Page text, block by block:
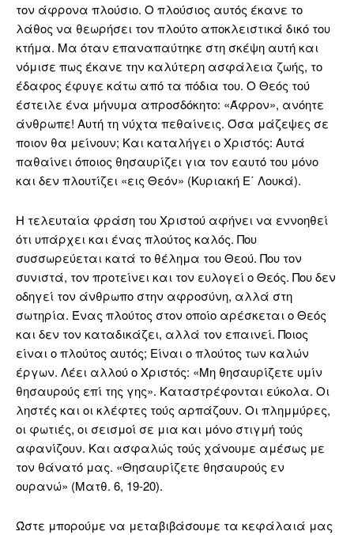
τον άφρονα πλούσιο. Ο πλούσιος αυτός έκανε το
λάθος να θεωρήσει τον πλούτο αποκλειστικά δικό του
κτήμα. Μα όταν επαναπαύτηκε στη σκέψη αυτή και
νόμισε πως έκανε την καλύτερη ασφάλεια ζωής, το
έδαφος έφυγε κάτω από τα πόδια του. Ο Θεός τού
έστειλε ένα μήνυμα απροσδόκητο: «Άφρον», ανόητε
άνθρωπε! Αυτή τη νύχτα πεθαίνεις. Όσα μάζεψες σε
ποιον θα μείνουν; Και καταλήγει ο Χριστός: Αυτά
παθαίνει όποιος θησαυρίζει για τον εαυτό του μόνο
και δεν πλουτίζει «εις Θεόν» (Κυριακή Ε΄ Λουκά).
Η τελευταία φράση του Χριστού αφήνει να εννοηθεί
ότι υπάρχει και ένας πλούτος καλός. Που
συσσωρεύεται κατά το θέλημα του Θεού. Που τον
συνιστά, τον προτείνει και τον ευλογεί ο Θεός. Που δεν
οδηγεί τον άνθρωπο στην αφροσύνη, αλλά στη
σωτηρία. Ένας πλούτος στον οποίο αρέσκεται ο Θεός
και δεν τον καταδικάζει, αλλά τον επαινεί. Ποιος
είναι ο πλούτος αυτός; Είναι ο πλούτος των καλών
έργων. Λέει αλλού ο Χριστός: «Μη θησαυρίζετε υμίν
θησαυρούς επί της γης». Καταστρέφονται εύκολα. Οι
ληστές και οι κλέφτες τούς αρπάζουν. Οι πλημμύρες,
οι φωτιές, οι σεισμοί σε μια και μόνο στιγμή τούς
αφανίζουν. Και ασφαλώς τούς χάνουμε αμέσως με
τον θάνατό μας. «Θησαυρίζετε θησαυρούς εν
ουρανώ» (Ματθ. 6, 19-20).
Ώστε μπορούμε να μεταβιβάσουμε τα κεφάλαιά μας